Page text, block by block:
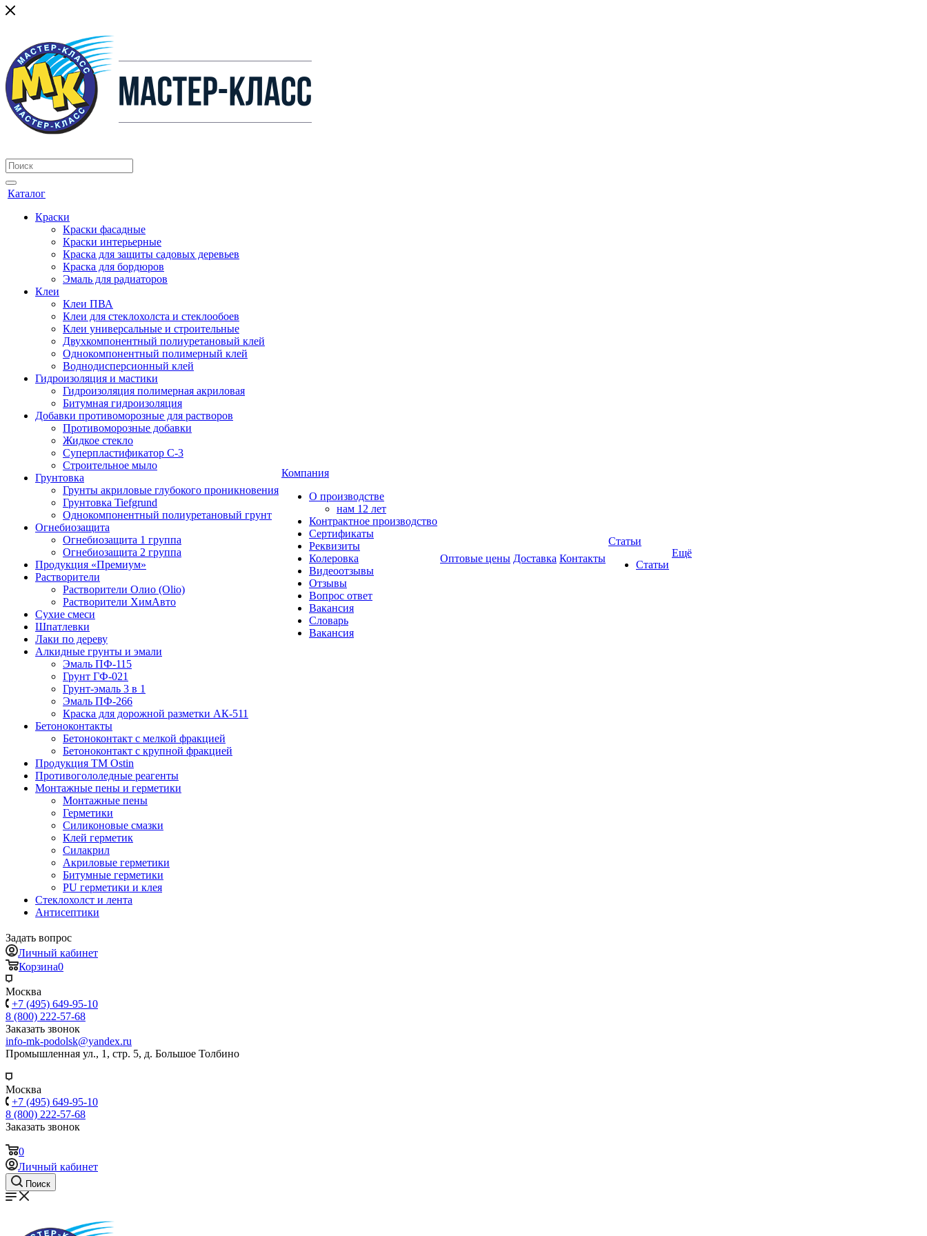
Каталог
Краски
Краски фасадные
Краски интерьерные
Краска для защиты садовых деревьев
⁠Краска для бордюров
Эмаль для радиаторов
Клеи
Клеи ПВА
Клеи для стеклохолста и стеклообоев
Клеи универсальные и строительные
Двухкомпонентный полиуретановый клей
Однокомпонентный полимерный клей
Воднодисперсионный клей
Гидроизоляция и мастики
Гидроизоляция полимерная акриловая
Битумная гидроизоляция
Добавки противоморозные для растворов
Противоморозные добавки
Жидкое стекло
Суперпластификатор С-3
Строительное мыло
Грунтовка
Грунты акриловые глубокого проникновения
Грунтовка Tiefgrund
Однокомпонентный полиуретановый грунт
Огнебиозащита
Огнебиозащита 1 группа
Огнебиозащита 2 группа
Продукция «Премиум»
Растворители
Растворители Олио (Olio)
Растворители ХимАвто
Сухие смеси
Шпатлевки
Лаки по дереву
Алкидные грунты и эмали
Эмаль ПФ-115
Грунт ГФ-021
Грунт-эмаль 3 в 1
Эмаль ПФ-266
Краска для дорожной разметки АК-511
Бетоноконтакты
Бетоноконтакт с мелкой фракцией
Бетоноконтакт с крупной фракцией
Продукция ТМ Ostin
Противогололедные реагенты
Монтажные пены и герметики
Монтажные пены
Герметики
Силиконовые смазки
Клей герметик
Силакрил
Акриловые герметики
Битумные герметики
PU герметики и клея
Стеклохолст и лента
Антисептики
Компания
О производстве
нам 12 лет
Контрактное производство
Сертификаты
Реквизиты
Колеровка
Видеоотзывы
Отзывы
Вопрос ответ
Вакансия
Словарь
Вакансия
Оптовые цены Доставка Контакты
Статьи
Статьи
Ещё
Задать вопрос
Личный кабинет
Корзина0
Москва
+7 (495) 649-95-10
8 (800) 222-57-68
Заказать звонок
info-mk-podolsk@yandex.ru
Промышленная ул., 1, стр. 5, д. Большое Толбино
Москва
+7 (495) 649-95-10
8 (800) 222-57-68
Заказать звонок
0
Личный кабинет
Поиск